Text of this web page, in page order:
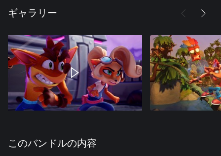
ギャラリー
このバンドルの内容